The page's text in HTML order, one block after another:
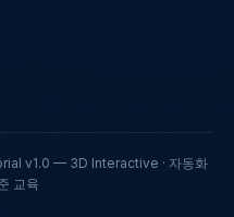
v1.0 — 3D Interactive · 자동화
교육